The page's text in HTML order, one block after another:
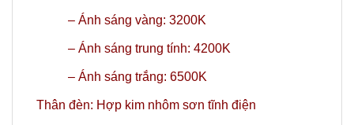
– Ánh sáng vàng: 3200K
– Ánh sáng trung tính: 4200K
– Ánh sáng trắng: 6500K
Thân đèn: Hợp kim nhôm sơn tĩnh điện